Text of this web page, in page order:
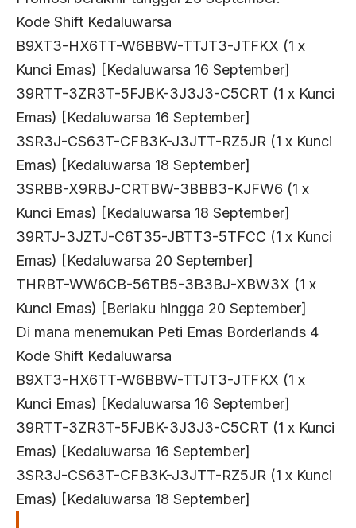
Kode Shift Kedaluwarsa
B9XT3-HX6TT-W6BBW-TTJT3-JTFKX (1 x
Kunci Emas) [Kedaluwarsa 16 September]
39RTT-3ZR3T-5FJBK-3J3J3-C5CRT (1 x Kunci
Emas) [Kedaluwarsa 16 September]
3SR3J-CS63T-CFB3K-J3JTT-RZ5JR (1 x Kunci
Emas) [Kedaluwarsa 18 September]
3SRBB-X9RBJ-CRTBW-3BBB3-KJFW6 (1 x
Kunci Emas) [Kedaluwarsa 18 September]
39RTJ-3JZTJ-C6T35-JBTT3-5TFCC (1 x Kunci
Emas) [Kedaluwarsa 20 September]
THRBT-WW6CB-56TB5-3B3BJ-XBW3X (1 x
Kunci Emas) [Berlaku hingga 20 September]
Di mana menemukan Peti Emas Borderlands 4
Kode Shift Kedaluwarsa
B9XT3-HX6TT-W6BBW-TTJT3-JTFKX (1 x
Kunci Emas) [Kedaluwarsa 16 September]
39RTT-3ZR3T-5FJBK-3J3J3-C5CRT (1 x Kunci
Emas) [Kedaluwarsa 16 September]
3SR3J-CS63T-CFB3K-J3JTT-RZ5JR (1 x Kunci
Emas) [Kedaluwarsa 18 September]